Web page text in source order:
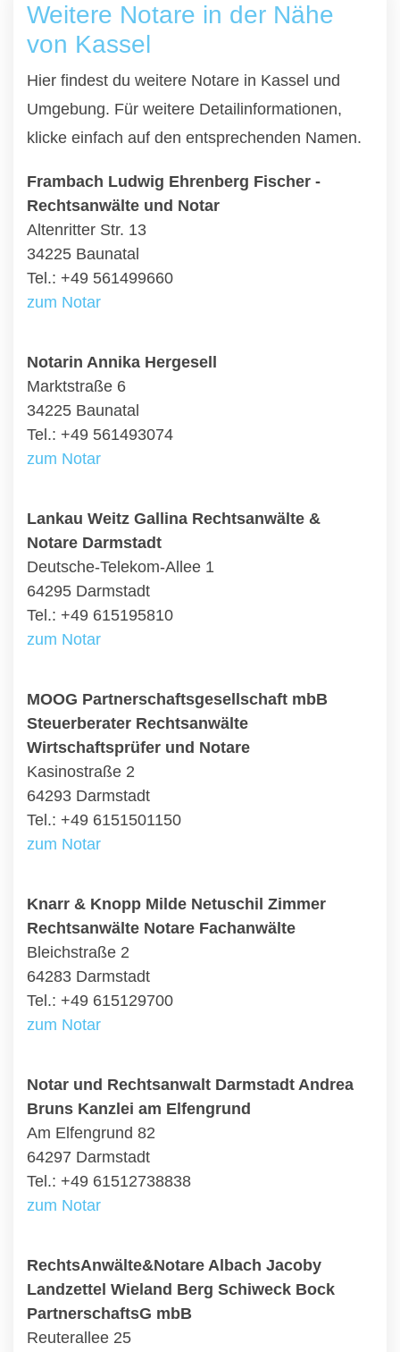
Weitere Notare in der Nähe
von Kassel
Hier findest du weitere Notare in Kassel und
Umgebung. Für weitere Detailinformationen,
klicke einfach auf den entsprechenden Namen.
Frambach Ludwig Ehrenberg Fischer -
Rechtsanwälte und Notar
Altenritter Str. 13
34225 Baunatal
Tel.: +49 561499660
zum Notar
Notarin Annika Hergesell
Marktstraße 6
34225 Baunatal
Tel.: +49 561493074
zum Notar
Lankau Weitz Gallina Rechtsanwälte &
Notare Darmstadt
Deutsche-Telekom-Allee 1
64295 Darmstadt
Tel.: +49 615195810
zum Notar
MOOG Partnerschaftsgesellschaft mbB
Steuerberater Rechtsanwälte
Wirtschaftsprüfer und Notare
Kasinostraße 2
64293 Darmstadt
Tel.: +49 6151501150
zum Notar
Knarr & Knopp Milde Netuschil Zimmer
Rechtsanwälte Notare Fachanwälte
Bleichstraße 2
64283 Darmstadt
Tel.: +49 615129700
zum Notar
Notar und Rechtsanwalt Darmstadt Andrea
Bruns Kanzlei am Elfengrund
Am Elfengrund 82
64297 Darmstadt
Tel.: +49 61512738838
zum Notar
RechtsAnwälte&Notare Albach Jacoby
Landzettel Wieland Berg Schiweck Bock
PartnerschaftsG mbB
Reuterallee 25